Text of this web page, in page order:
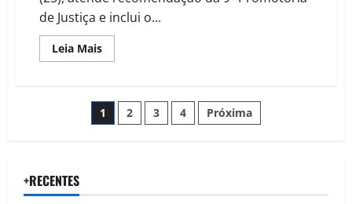
de Justiça e inclui o...
Leia MaisRead
more
Câmara
e
MP,
Paginação
1 2 3 4 Próxima
+RECENTES